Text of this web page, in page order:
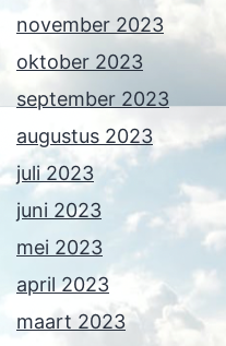
november 2023
oktober 2023
september 2023
augustus 2023
juli 2023
juni 2023
mei 2023
april 2023
maart 2023